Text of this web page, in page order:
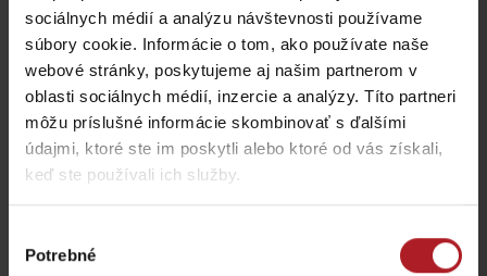
sociálnych médií a analýzu návštevnosti používame
súbory cookie. Informácie o tom, ako používate naše
webové stránky, poskytujeme aj našim partnerom v
oblasti sociálnych médií, inzercie a analýzy. Títo partneri
môžu príslušné informácie skombinovať s ďalšími
údajmi, ktoré ste im poskytli alebo ktoré od vás získali,
keď ste používali ich služby.
súhlasu
Potrebné
doline: Miesto, kde sa
zabavia deti a oddýchnu
si aj rodičia
Jasná
nová atrakcia, medzi
stromami vyrástli
monumentálne zvieratá
Iné lokality
Nová výstava Sanctus
Liptovskom Mikuláši vás
prenesie do stredoveku
prechádzky na Liptove